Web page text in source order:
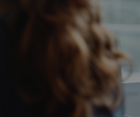
CLIENT
HUB LANDSCAPE :
CARTOGRAPHIE DES